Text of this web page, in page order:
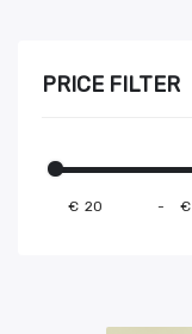
PRICE FILTER
€ - €